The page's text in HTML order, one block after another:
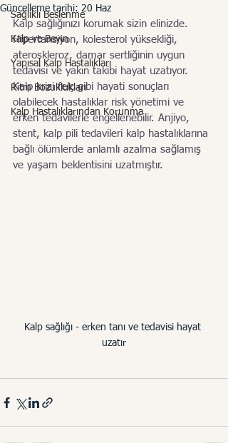
Sağlıklı Beslenme
Kalp ve Beyin
Yapısal Kalp Hastalıkları
Ritm Bozuklukları
Kalp Hastalıklarından Korunma
Güncelleme tarihi: 20 Haz
Kalp sağlığınızı korumak sizin elinizde.
Hipertansiyon, kolesterol yüksekliği,
ateroskleroz, damar sertliğinin uygun
tedavisi ve yakın takibi hayat uzatıyor.
Kalp krizi felç gibi hayati sonuçları
olabilecek hastalıklar risk yönetimi ve
erken tedavilerle engellenebilir. Anjiyo,
stent, kalp pili tedavileri kalp hastalıklarına
bağlı ölümlerde anlamlı azalma sağlamış
ve yaşam beklentisini uzatmıştır.
Kalp sağlığı - erken tanı ve tedavisi hayat
uzatır